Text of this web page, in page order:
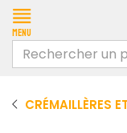
Menu
CRÉMAILLÈRES